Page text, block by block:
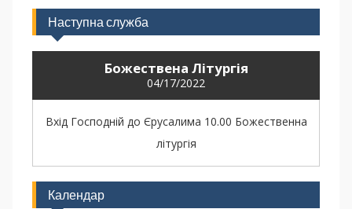
Наступна служба
Божествена Літургія
04/17/2022
Вхід Господній до Єрусалима 10.00 Божественна
літургія
Календар